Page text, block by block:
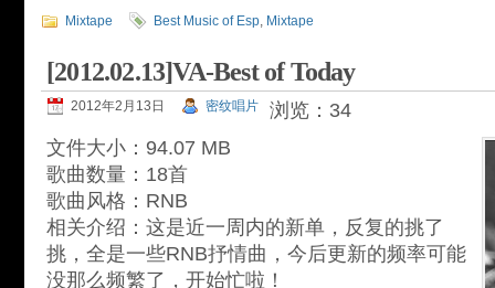
Mixtape Best Music of Esp, Mixtape
[2012.02.13]VA-Best of Today
2012年2月13日 密纹唱片
浏览：34
文件大小：94.07 MB
歌曲数量：18首
歌曲风格：RNB
相关介绍：这是近一周内的新单，反复的挑了
挑，全是一些RNB抒情曲，今后更新的频率可能
没那么频繁了，开始忙啦！